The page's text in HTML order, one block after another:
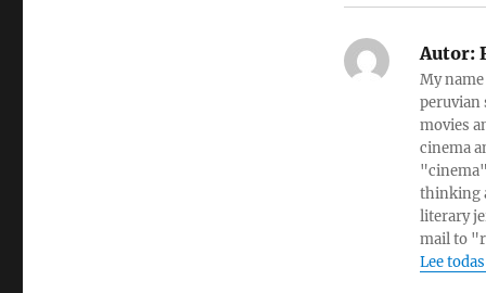
Autor:
My
peruvian
movies
cinema
thinking
literary
mail to
Lee